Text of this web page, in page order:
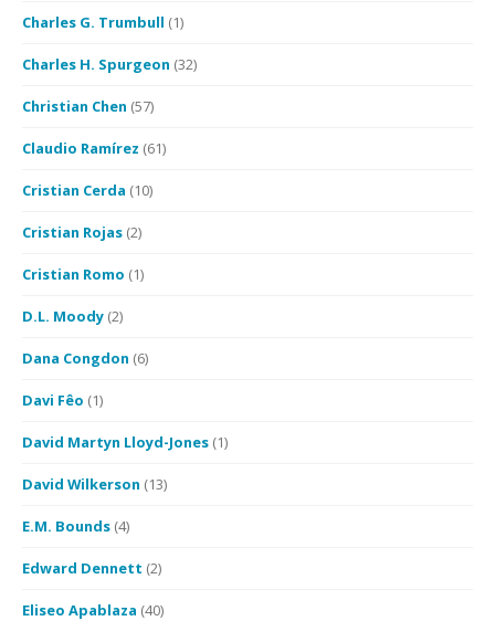
Charles G. Trumbull (1)
Charles H. Spurgeon (32)
Christian Chen (57)
Claudio Ramírez (61)
Cristian Cerda (10)
Cristian Rojas (2)
Cristian Romo (1)
D.L. Moody (2)
Dana Congdon (6)
Davi Fêo (1)
David Martyn Lloyd-Jones (1)
David Wilkerson (13)
E.M. Bounds (4)
Edward Dennett (2)
Eliseo Apablaza (40)